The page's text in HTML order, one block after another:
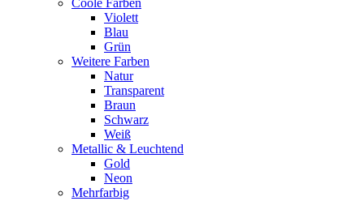
Coole Farben
Violett
Blau
Grün
Weitere Farben
Natur
Transparent
Braun
Schwarz
Weiß
Metallic & Leuchtend
Gold
Neon
Mehrfarbig